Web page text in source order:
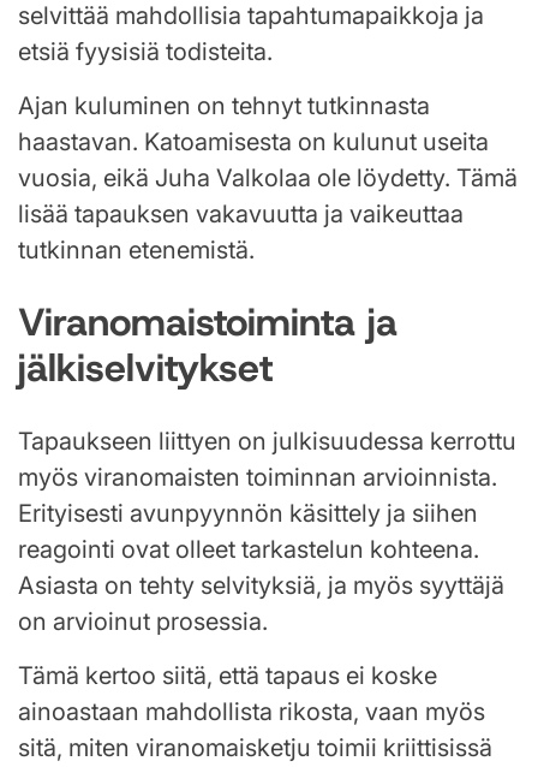
selvittää mahdollisia tapahtumapaikkoja ja
etsiä fyysisiä todisteita.
Ajan kuluminen on tehnyt tutkinnasta
haastavan. Katoamisesta on kulunut useita
vuosia, eikä Juha Valkolaa ole löydetty. Tämä
lisää tapauksen vakavuutta ja vaikeuttaa
tutkinnan etenemistä.
Viranomaistoiminta ja
jälkiselvitykset
Tapaukseen liittyen on julkisuudessa kerrottu
myös viranomaisten toiminnan arvioinnista.
Erityisesti avunpyynnön käsittely ja siihen
reagointi ovat olleet tarkastelun kohteena.
Asiasta on tehty selvityksiä, ja myös syyttäjä
on arvioinut prosessia.
Tämä kertoo siitä, että tapaus ei koske
ainoastaan mahdollista rikosta, vaan myös
sitä, miten viranomaisketju toimii kriittisissä